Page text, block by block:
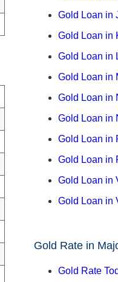
Gold Loan in
Gold Loan in
Gold Loan in
Gold Loan in
Gold Loan in
Gold Loan in
Gold Loan in
Gold Loan in
Gold Loan in
Gold Loan in
Gold Rate in
Gold Rate